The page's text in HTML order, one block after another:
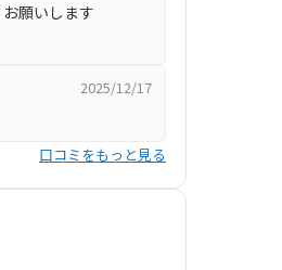
願いします
2025/12/17
口コミをもっと見る